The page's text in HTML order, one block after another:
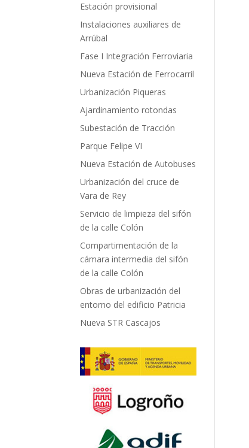
Estación provisional
Instalaciones auxiliares de
Arrúbal
Fase I Integración Ferroviaria
Nueva Estación de Ferrocarril
Urbanización Piqueras
Ajardinamiento rotondas
Subestación de Tracción
Parque Felipe VI
Nueva Estación de Autobuses
Urbanización del cruce de
Vara de Rey
Servicio de limpieza del sifón
de la calle Colón
Compartimentación de la
cámara intermedia del sifón
de la calle Colón
Obras de urbanización del
entorno del edificio Patricia
Nueva STR Cascajos